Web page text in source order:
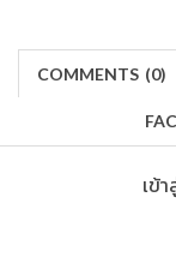
COMMENTS (0)
เข้